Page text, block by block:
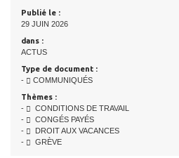
Publié le :
29 JUIN 2026
dans :
ACTUS
Type de document :
-
COMMUNIQUÉS
Thèmes :
-
CONDITIONS DE TRAVAIL
-
CONGÉS PAYÉS
-
DROIT AUX VACANCES
-
GRÈVE